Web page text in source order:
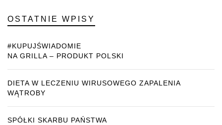
OSTATNIE WPISY
#KUPUJŚWIADOMIE
NA GRILLA – PRODUKT POLSKI
DIETA W LECZENIU WIRUSOWEGO ZAPALENIA
WĄTROBY
SPÓŁKI SKARBU PAŃSTWA